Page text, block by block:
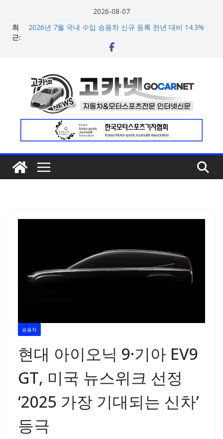
2026-08-07
최
근:
2026년 7월 국내 수입 승용차 신규 등록 전년 대비 14.3%
한국타이어, 안전한 여름철 주행 위한 타이어 관리법 제안
[신차] 아우디, 100km당 12.8kWh의 전비 달성한 컴팩트 순
수 전기차 ‘A2 e-트론’ 공개
현대차, 8세대 완전변경 ‘디 올 뉴 아반떼’ 주요 사양 및 가격
공개… 본격 계약 개시
승용차
현대 아이오닉 9·기아 EV9
GT, 미국 뉴스위크 선정
‘2025 가장 기대되는 신차’
등극